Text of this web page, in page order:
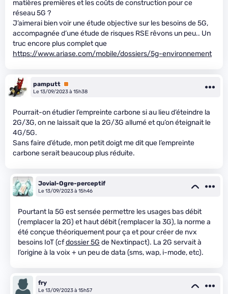
matières premières et les coûts de construction pour ce
réseau 5G ?
J’aimerai bien voir une étude objective sur les besoins de 5G,
accompagnée d’une étude de risques RSE rêvons un peu.. Un
truc encore plus complet que
https://www.ariase.com/mobile/dossiers/5g-environnement
pamputt Premium
Le 13/09/2023 à 15h38
Pourrait-on étudier l’empreinte carbone si au lieu d’éteindre la
2G/3G, on ne laissait que la 2G/3G allumé et qu’on éteignait le
4G/5G.
Sans faire d’étude, mon petit doigt me dit que l’empreinte
carbone serait beaucoup plus réduite.
Jovial-Ogre-perceptif
Le 13/09/2023 à 15h46
Pourtant la 5G est sensée permettre les usages bas débit
(remplacer la 2G) et haut débit (remplacer la 3G), la norme a
été conçue théoriquement pour ça et pour créer de nvx
besoins IoT (cfdossier 5G de Nextinpact). La 2G servait à
l’origine à la voix + un peu de data (sms, wap, i-mode, etc).
fry
Le 13/09/2023 à 15h57